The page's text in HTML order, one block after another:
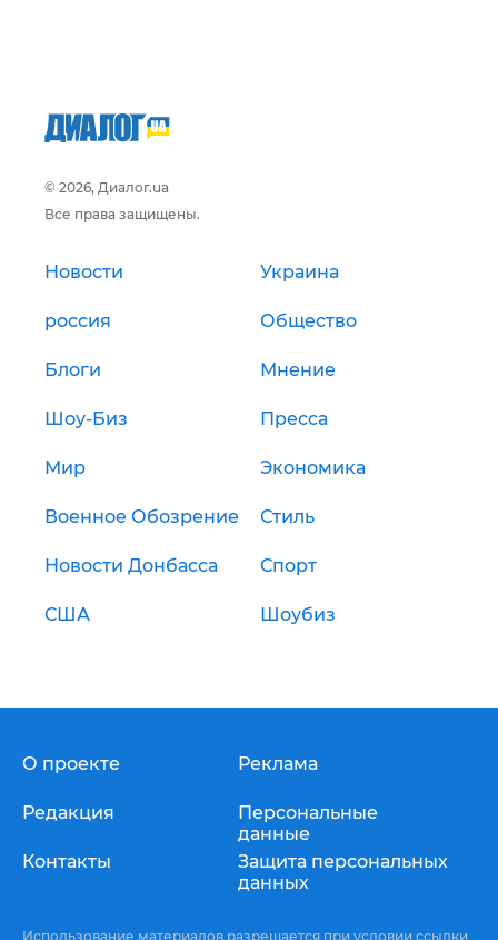
© 2026, Диалог.ua
Все права защищены.
Новости Украина
россия Общество
Блоги Мнение
Шоу-Биз Пресса
Мир Экономика
Военное Обозрение Стиль
Новости Донбасса Спорт
США Шоубиз
О проекте
Редакция
Контакты
Реклама
Персональные
данные
Защита персональных
данных
Использование материалов разрешается при условии ссылки